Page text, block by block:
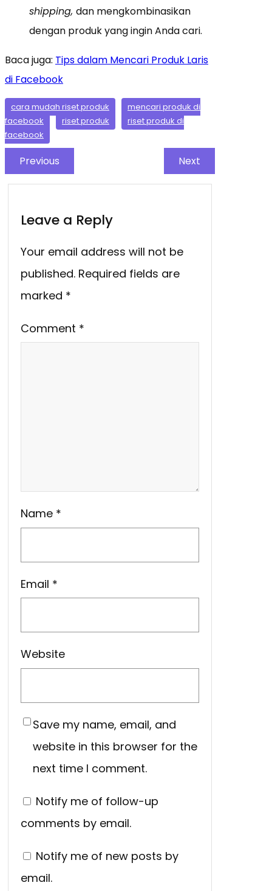
shipping, dan mengkombinasikan
dengan produk yang ingin Anda cari.
Baca juga: Tips dalam Mencari Produk Laris
di Facebook
cara mudah riset produk
mencari produk di
facebook
riset produk
riset produk di
facebook
Previous Next
Leave a Reply
Your email address will not be
published. Required fields are
marked *
Comment *
Name *
Email *
Website
Save my name, email, and
website in this browser for the
next time I comment.
Notify me of follow-up
comments by email.
Notify me of new posts by
email.